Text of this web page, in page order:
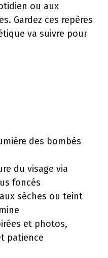
ou aux
Gardez ces repères
va suivre pour
des bombés
du visage via
foncés
sèches ou teint
et photos,
patience